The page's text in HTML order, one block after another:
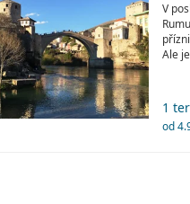
V
Ale
1
od